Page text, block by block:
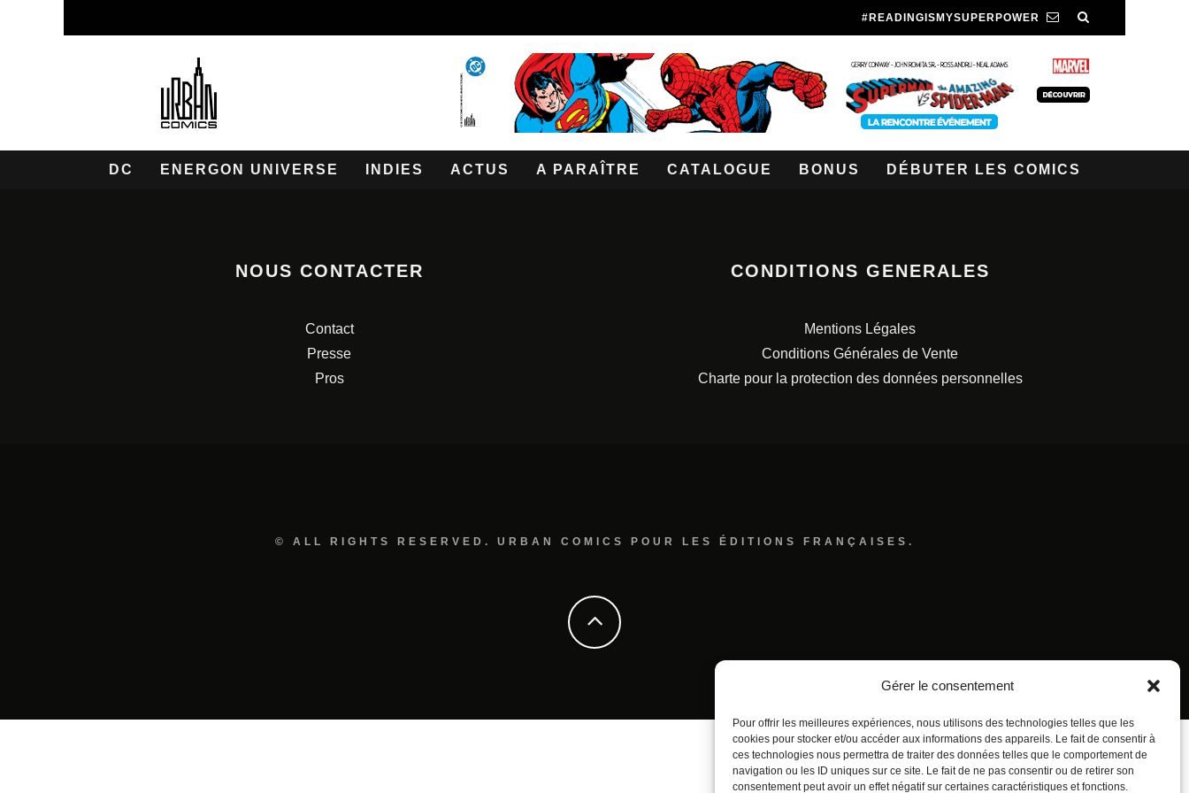
Gérer le consentement
Pour offrir les meilleures expériences, nous utilisons des technologies telles que les
cookies pour stocker et/ou accéder aux informations des appareils. Le fait de consentir à
ces technologies nous permettra de traiter des données telles que le comportement de
navigation ou les ID uniques sur ce site. Le fait de ne pas consentir ou de retirer son
consentement peut avoir un effet négatif sur certaines caractéristiques et fonctions.
#READINGISMYSUPERPOWER
DC ENERGON UNIVERSE INDIES ACTUS A PARAÎTRE CATALOGUE BONUS DÉBUTER LES COMICS
NOUS CONTACTER
Contact
Presse
Pros
CONDITIONS GENERALES
Mentions Légales
Conditions Générales de Vente
Charte pour la protection des données personnelles
© ALL RIGHTS RESERVED. URBAN COMICS POUR LES ÉDITIONS FRANÇAISES.